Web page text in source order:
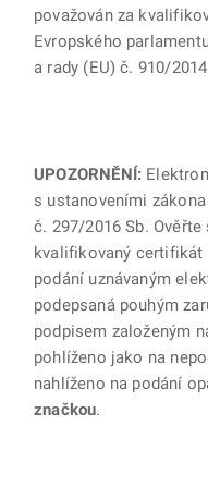
považován za
Evropského
a rady (EU) č. 910/
UPOZORNĚNÍ:
s ustanoveními zákona
č. 297/2016 Sb.
kvalifikovaný certifikát
podání uznávaným
podepsaná pouhým
podpisem založeným
pohlíženo jako na
nahlíženo na podání
značkou.